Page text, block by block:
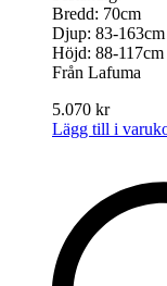
Bredd: 70cm
Djup: 83-163cm
Höjd: 88-117cm
Från Lafuma
5.070 kr
Lägg till i